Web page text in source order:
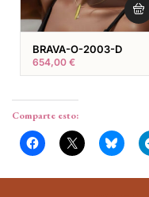
BRAVA-O-2003-D
654,00 €
Comparte esto: